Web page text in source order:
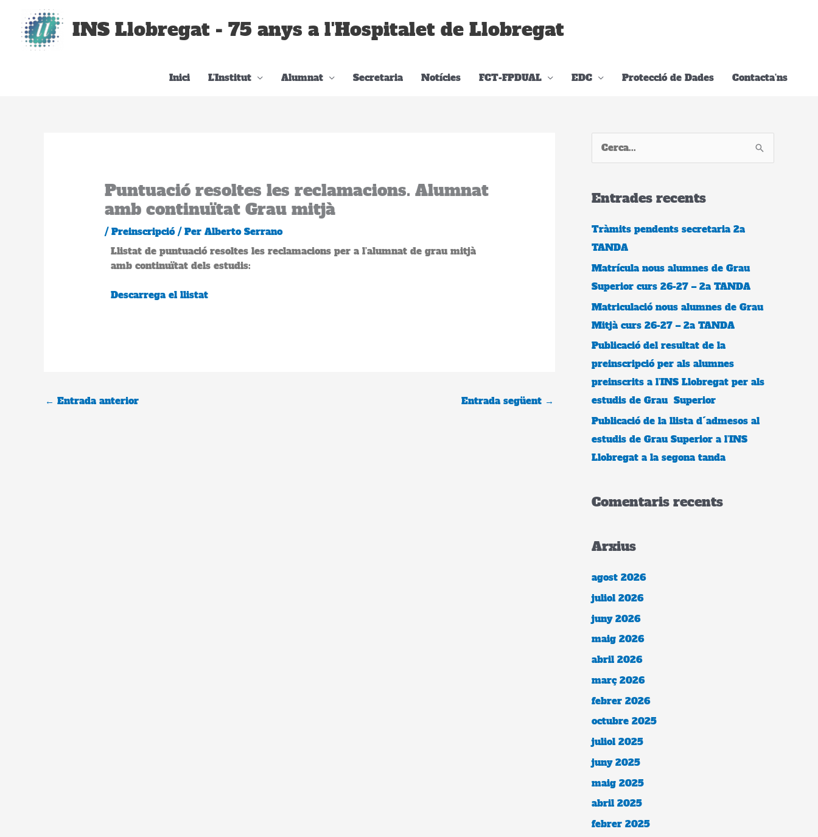
contingut
INS Llobregat - 75 anys a l'Hospitalet de Llobregat
Inici L’Institut Alumnat Secretaria Notícies FCT-FPDUAL EDC Protecció de Dades Contacta’ns
Puntuació resoltes les reclamacions. Alumnat
amb continuïtat Grau mitjà
/Preinscripció/ Per Alberto Serrano
Llistat de puntuació resoltes les reclamacions per a l’alumnat de grau mitjà
amb continuïtat dels estudis:
Descarrega el llistat
← Entrada anterior Entrada següent →
c
a
:
Entrades recents
Tràmits pendents secretaria 2a
TANDA
Matrícula nous alumnes de Grau
Superior curs 26-27 – 2a TANDA
Matriculació nous alumnes de Grau
Mitjà curs 26-27 – 2a TANDA
Publicació del resultat de la
preinscripció per als alumnes
preinscrits a l’INS Llobregat per als
estudis de Grau Superior
Publicació de la llista d´admesos al
estudis de Grau Superior a l’INS
Llobregat a la segona tanda
Comentaris recents
Arxius
agost 2026
juliol 2026
juny 2026
maig 2026
abril 2026
març 2026
febrer 2026
octubre 2025
juliol 2025
juny 2025
maig 2025
abril 2025
febrer 2025